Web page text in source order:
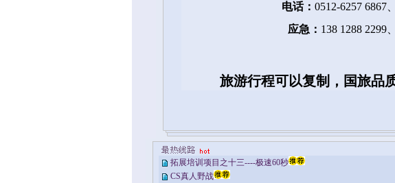
电话： 0512-6257 6867、
应急： 138 1288 2299
旅游行程可以复制，国旅品
拓展培训项目之十三----极速60秒
CS真人野战